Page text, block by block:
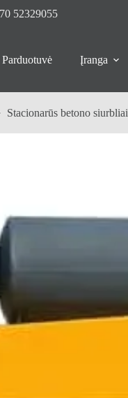
52329055
Parduotuvė Įranga
Stacionarūs betono siurbliai